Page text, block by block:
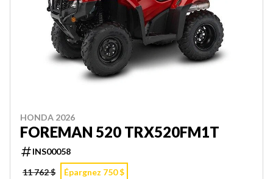
HONDA 2026
FOREMAN 520 TRX520FM1T
INS00058
11 762 $
Épargnez 750 $